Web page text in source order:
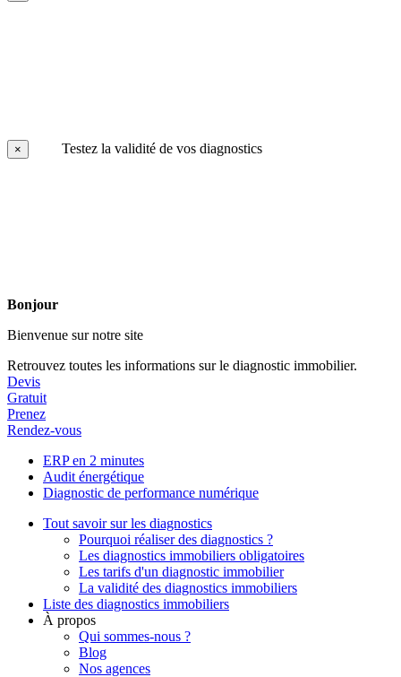
× Testez la validité de vos diagnostics
Bonjour
Bienvenue sur notre site
Retrouvez toutes les informations sur le diagnostic immobilier.
Devis
Gratuit
Prenez
Rendez-vous
ERP en 2 minutes
Audit énergétique
Diagnostic de performance numérique
Tout savoir sur les diagnostics
Pourquoi réaliser des diagnostics ?
Les diagnostics immobiliers obligatoires
Les tarifs d'un diagnostic immobilier
La validité des diagnostics immobiliers
Liste des diagnostics immobiliers
À propos
Qui sommes-nous ?
Blog
Nos agences